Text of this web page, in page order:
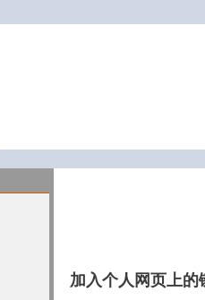
加入个人网页上的